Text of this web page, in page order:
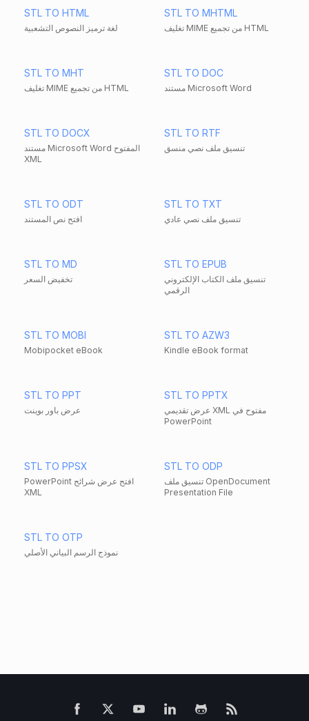
STL TO HTML
لغة ترميز النصوص التشعبية
STL TO MHTML
تغليف MIME من تجميع HTML
STL TO MHT
تغليف MIME من تجميع HTML
STL TO DOC
مستند Microsoft Word
STL TO DOCX
مستند Microsoft Word المفتوح
XML
STL TO RTF
تنسيق ملف نصي منسق
STL TO ODT
افتح نص المستند
STL TO TXT
تنسيق ملف نصي عادي
STL TO MD
تخفيض السعر
STL TO EPUB
تنسيق ملف الكتاب الإلكتروني
الرقمي
STL TO MOBI
Mobipocket eBook
STL TO AZW3
Kindle eBook format
STL TO PPT
عرض باور بوينت
STL TO PPTX
عرض تقديمي XML مفتوح في
PowerPoint
STL TO PPSX
PowerPoint افتح عرض شرائح
XML
STL TO ODP
تنسيق ملف OpenDocument
Presentation File
STL TO OTP
نموذج الرسم البياني الأصلي